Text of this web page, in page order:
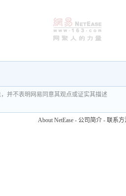
并不表明网易同意其观点或证实其描述
About NetEase - 公司简介 - 联系方